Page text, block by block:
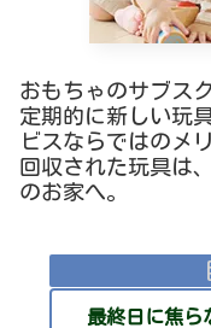
おもちゃのサブスク
定期的に新しい玩
ビスならではのメ
回収された玩具は
のお家へ。
最終日に焦ら